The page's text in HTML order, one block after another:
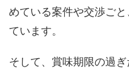
めている案件や交渉ご
ています。
そして、賞味期限の過